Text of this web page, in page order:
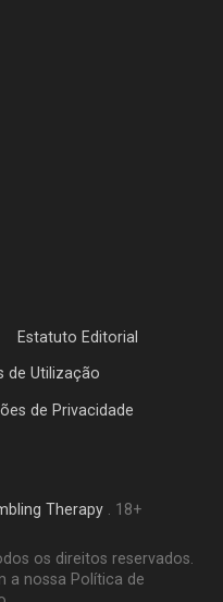
Estatuto Editorial
de Utilização
de Privacidade
Therapy. 18+
os direitos reservados.
a nossa Política de